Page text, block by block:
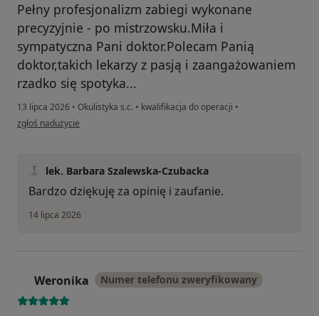
Pełny profesjonalizm zabiegi wykonane
precyzyjnie - po mistrzowsku.Miła i
sympatyczna Pani doktor.Polecam Panią
doktor,takich lekarzy z pasją i zaangażowaniem
rzadko się spotyka...
13 lipca 2026 • Okulistyka s.c. • kwalifikacja do operacji •
w opinii użytkownika Henryk
zgłoś nadużycie
lek. Barbara Szalewska-Czubacka
Bardzo dziękuję za opinię i zaufanie.
14 lipca 2026
Weronika Numer telefonu zweryfikowany